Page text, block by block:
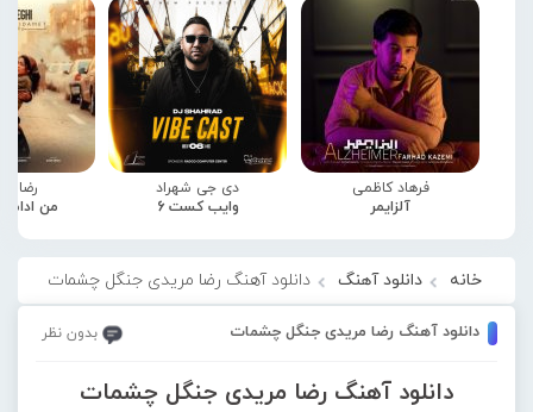
فرهاد کاظمی
آلزایمر
دی جی شهراد
وایب کست 6
رضا
من
خانه دانلود آهنگ دانلود آهنگ رضا مریدی جنگل چشمات
دانلود آهنگ رضا مریدی جنگل چشمات بدون نظر
دانلود آهنگ رضا مریدی جنگل چشمات